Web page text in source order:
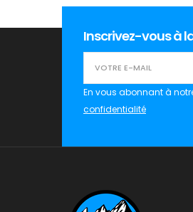
Inscrivez-vous à
En vous abonnant à
confidentialité